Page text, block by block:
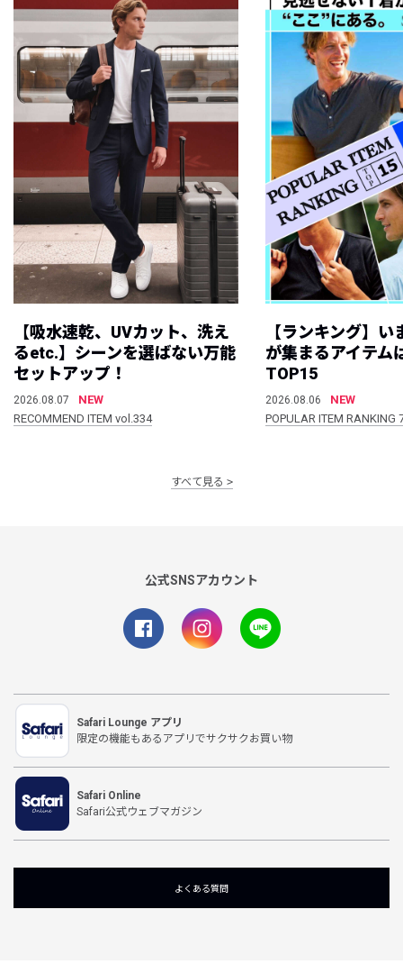
【吸水速乾、UVカット、洗え
るetc.】シーンを選ばない万能
セットアップ！
2026.08.07
NEW
RECOMMEND ITEM vol.334
【ランキング】
が集まるアイテム
TOP15
2026.08.06
NEW
POPULAR ITEM
すべて見る
公式SNSアカウント
Safari Lounge アプリ
限定の機能もあるアプリでサクサクお買い物
Safari Online
Safari公式ウェブマガジン
よくある質問